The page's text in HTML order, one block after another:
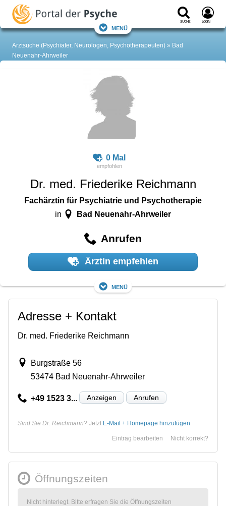
Suche Login
Menü
Arztsuche (Psychiater, Neurologen, Psychotherapeuten)
Bad
Neuenahr-Ahrweiler
0 Mal
Dr. med. Friederike Reichmann
Fachärztin für Psychiatrie und Psychotherapie
in Bad Neuenahr-Ahrweiler
Anrufen
Ärztin empfehlen
Menü
Adresse + Kontakt
Dr. med. Friederike Reichmann
Burgstraße 56
53474 Bad Neuenahr-Ahrweiler
+49 1523 3... Anzeigen Anrufen
Sind Sie Dr. Reichmann? Jetzt E-Mail + Homepage hinzufügen
Nicht korrekt?
Eintrag bearbeiten
Öffnungszeiten
Nicht hinterlegt. Bitte erfragen Sie die Öffnungszeiten